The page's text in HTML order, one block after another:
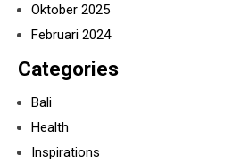
Oktober 2025
Februari 2024
Categories
Bali
Health
Inspirations